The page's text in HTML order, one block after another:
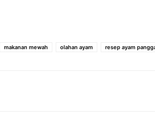
makanan mewah olahan ayam resep ayam